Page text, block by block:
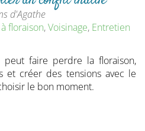
d'Agathe
floraison,Voisinage, Entretien
faire perdre la floraison,
et créer des tensions avec le
le bon moment.